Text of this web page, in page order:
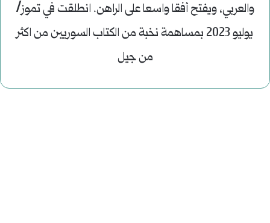
والعربي، ويفتح أفقا واسعا على الراهن. انطلقت في تموز/
يوليو 2023 بمساهمة نخبة من الكتاب السوريين من اكثر
من جيل